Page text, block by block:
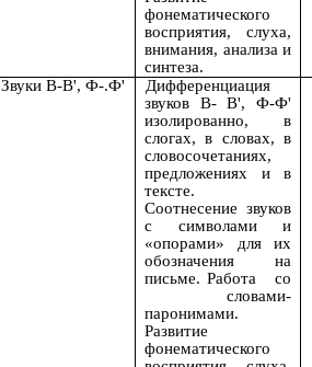
фонематического
восприятия, слуха,
внимания, анализа и
синтеза.
Звуки В-В', Ф-.Ф'
Дифференциация
звуков В- В', Ф-Ф'
изолированно, в
слогах, в словах, в
словосочетаниях,
предложениях и в
тексте.
Соотнесение звуков
с символами и
«опорами» для их
обозначения на
письме. Работа со
словами-
паронимами.
Развитие
фонематического